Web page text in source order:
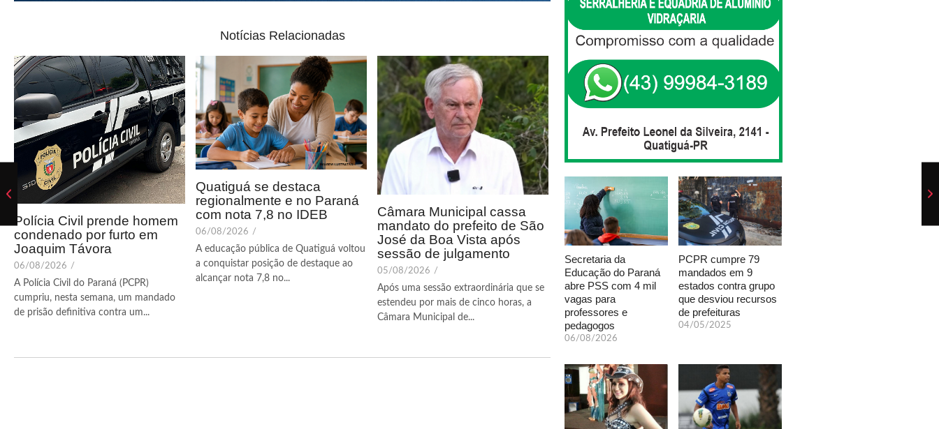
Notícias Relacionadas
Polícia Civil prende homem
condenado por furto em
Joaquim Távora
06/08/2026 /
A Polícia Civil do Paraná (PCPR)
cumpriu, nesta semana, um mandado
de prisão definitiva contra um...
Quatiguá se destaca
regionalmente e no Paraná
com nota 7,8 no IDEB
06/08/2026 /
A educação pública de Quatiguá voltou
a conquistar posição de destaque ao
alcançar nota 7,8 no...
Câmara Municipal cassa
mandato do prefeito de São
José da Boa Vista após
sessão de julgamento
05/08/2026 /
Após uma sessão extraordinária que se
estendeu por mais de cinco horas, a
Câmara Municipal de...
Secretaria da
Educação do Paraná
abre PSS com 4 mil
vagas para
professores e
pedagogos
06/08/2026
PCPR cumpre 79
mandados em 9
estados contra grupo
que desviou recursos
de prefeituras
04/05/2025